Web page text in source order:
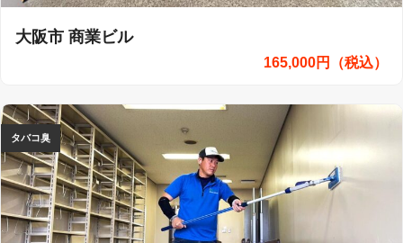
大阪市 商業ビル
165,000円（税込）
タバコ臭